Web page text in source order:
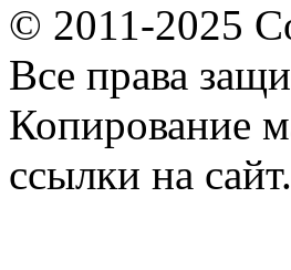
© 2011-2025
Все права
Копирование
ссылки на сайт.